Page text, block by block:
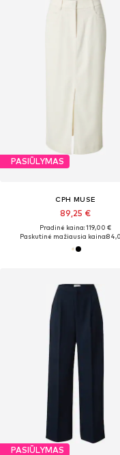
PASIŪLYMAS
CPH MUSE
89,25 €
Pradinė kaina: 119,00 €
Paskutinė mažiausia kaina:
PASIŪLYMAS